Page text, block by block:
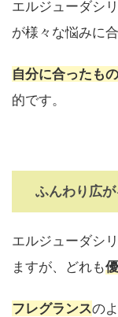
エルジューダシ
が様々な悩みに
自分に合ったも
的です。
ふんわり広
エルジューダシ
ますが、どれも
フレグランスの